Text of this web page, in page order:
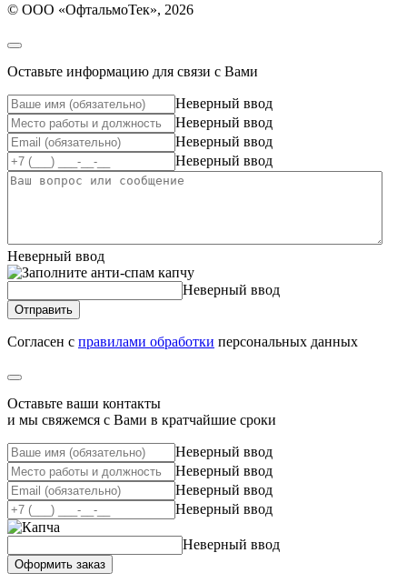
© ООО «ОфтальмоТек», 2026
Оставьте информацию для связи с Вами
Неверный ввод
Неверный ввод
Неверный ввод
Неверный ввод
Неверный ввод
Неверный ввод
Отправить
Согласен с правилами обработки персональных данных
Оставьте ваши контакты
и мы свяжемся с Вами в кратчайшие сроки
Неверный ввод
Неверный ввод
Неверный ввод
Неверный ввод
Неверный ввод
Оформить заказ